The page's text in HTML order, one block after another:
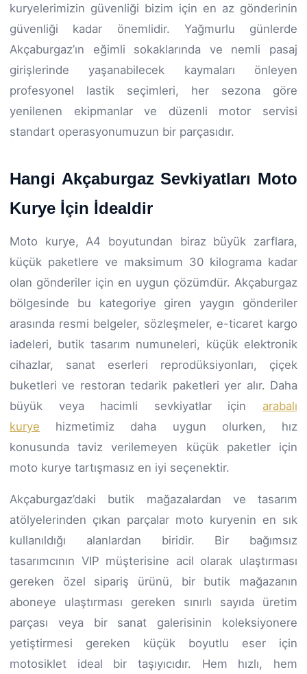
kuryelerimizin güvenliği bizim için en az gönderinin
güvenliği kadar önemlidir. Yağmurlu günlerde
Akçaburgaz’ın eğimli sokaklarında ve nemli pasaj
girişlerinde yaşanabilecek kaymaları önleyen
profesyonel lastik seçimleri, her sezona göre
yenilenen ekipmanlar ve düzenli motor servisi
standart operasyonumuzun bir parçasıdır.
Hangi Akçaburgaz Sevkiyatları Moto
Kurye İçin İdealdir
Moto kurye, A4 boyutundan biraz büyük zarflara,
küçük paketlere ve maksimum 30 kilograma kadar
olan gönderiler için en uygun çözümdür. Akçaburgaz
bölgesinde bu kategoriye giren yaygın gönderiler
arasında resmi belgeler, sözleşmeler, e-ticaret kargo
iadeleri, butik tasarım numuneleri, küçük elektronik
cihazlar, sanat eserleri reprodüksiyonları, çiçek
buketleri ve restoran tedarik paketleri yer alır. Daha
büyük veya hacimli sevkiyatlar için arabalı
kurye hizmetimiz daha uygun olurken, hız
konusunda taviz verilemeyen küçük paketler için
moto kurye tartışmasız en iyi seçenektir.
Akçaburgaz’daki butik mağazalardan ve tasarım
atölyelerinden çıkan parçalar moto kuryenin en sık
kullanıldığı alanlardan biridir. Bir bağımsız
tasarımcının VIP müşterisine acil olarak ulaştırması
gereken özel sipariş ürünü, bir butik mağazanın
aboneye ulaştırması gereken sınırlı sayıda üretim
parçası veya bir sanat galerisinin koleksiyonere
yetiştirmesi gereken küçük boyutlu eser için
motosiklet ideal bir taşıyıcıdır. Hem hızlı, hem